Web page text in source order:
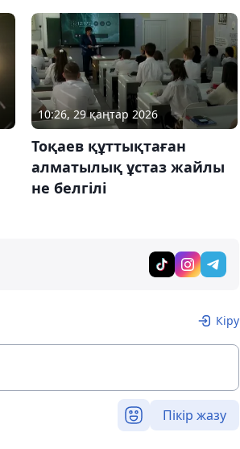
10:26, 29 қаңтар 2026
Тоқаев құттықтаған
алматылық ұстаз жайлы
не белгілі
Кіру
Пікір жазу